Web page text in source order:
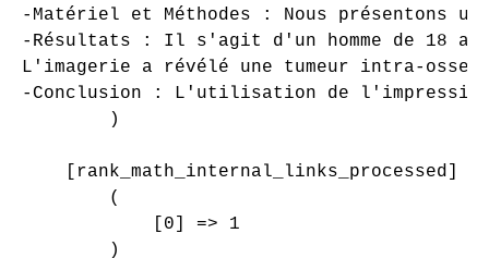
-Matériel et Méthodes : Nous présentons
-Résultats : Il s'agit d'un homme de 18
L'imagerie a révélé une tumeur intra-
-Conclusion : L'utilisation de l'impression
        )
[rank_math_internal_links_processed]
        (
            [0] => 1
        )